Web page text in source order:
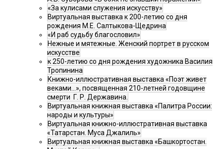
«За кулисами служения искусству»
Виртуальная выставка к 200-летию со дня
рождения М.Е. Салтыкова-Щедрина
«И раб судьбу благословил»
Нежные и мятежные. Женский портрет в русском
искусстве
к 250-летию со дня рождения художника Василия
Тропинина
Книжно-иллюстративная выставка «Поэт живет
веками…», посвященная 210-летней годовщине
смерти Г. Р. Державина.
Виртуальная книжная выставка «Палитра России:
народы и культуры»
Виртуальная книжно-иллюстративная выставка
«Татарстан. Муса Джалиль»
Виртуальная книжная выставка «Башкортостан.